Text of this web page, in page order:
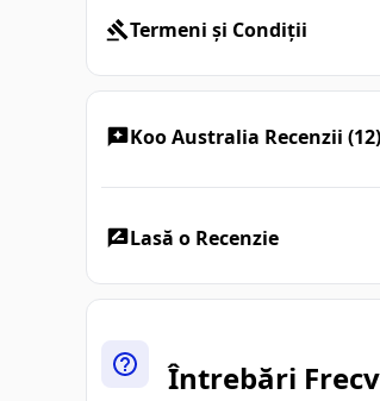
Termeni și Condiții
Koo Australia Recenzii (12)
Lasă o Recenzie
Întrebări